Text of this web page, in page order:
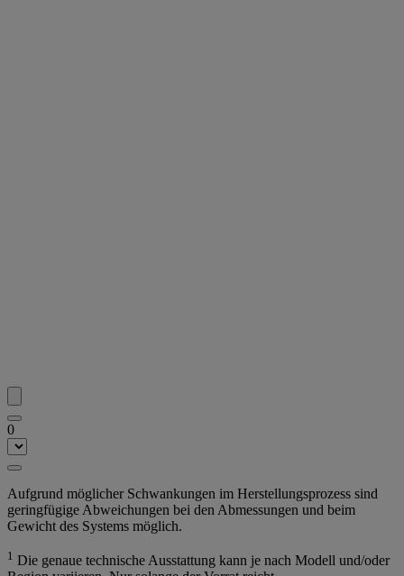
0
Aufgrund möglicher Schwankungen im Herstellungsprozess sind
geringfügige Abweichungen bei den Abmessungen und beim
Gewicht des Systems möglich.
1 Die genaue technische Ausstattung kann je nach Modell und/oder